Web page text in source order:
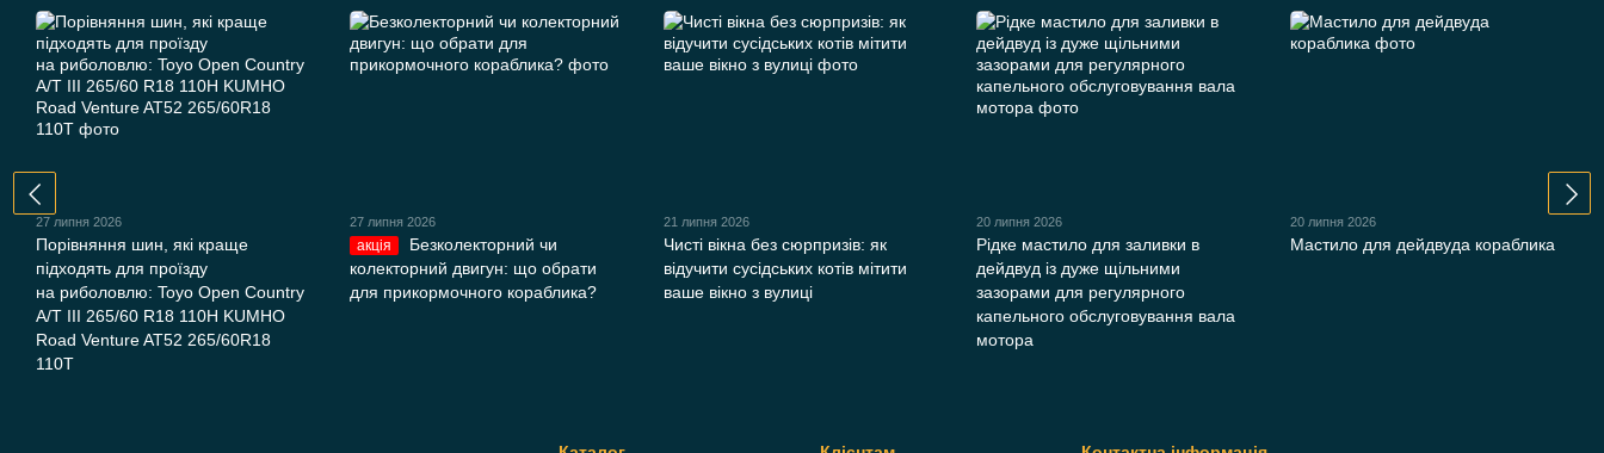
27 липня 2026
Порівняння шин, які краще
підходять для проїзду
на риболовлю: Toyo Open Country
A/T III 265/60 R18 110H KUMHO
Road Venture AT52 265/60R18
110T
27 липня 2026
акція
Безколекторний чи
колекторний двигун: що обрати
для прикормочного кораблика?
21 липня 2026
Чисті вікна без сюрпризів: як
відучити сусідських котів мітити
ваше вікно з вулиці
20 липня 2026
Рідке мастило для заливки в
дейдвуд із дуже щільними
зазорами для регулярного
капельного обслуговування вала
мотора
20 липня 2026
Мастило для дейдвуда кораблика